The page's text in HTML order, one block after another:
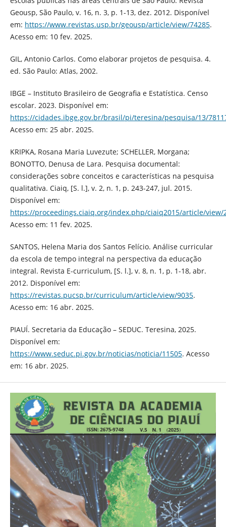
Geousp, São Paulo, v. 16, n. 3, p. 1-13, dez. 2012. Disponível
em: https://www.revistas.usp.br/geousp/article/view/74285.
Acesso em: 10 fev. 2025.
GIL, Antonio Carlos. Como elaborar projetos de pesquisa. 4.
ed. São Paulo: Atlas, 2002.
IBGE – Instituto Brasileiro de Geografia e Estatística. Censo
escolar. 2023. Disponível em:
https://cidades.ibge.gov.br/brasil/pi/teresina/pesquisa/13/
Acesso em: 25 abr. 2025.
KRIPKA, Rosana Maria Luvezute; SCHELLER, Morgana;
BONOTTO, Denusa de Lara. Pesquisa documental:
considerações sobre conceitos e características na pesquisa
qualitativa. Ciaiq, [S. l.], v. 2, n. 1, p. 243-247, jul. 2015.
Disponível em:
https://proceedings.ciaiq.org/index.php/ciaiq2015/article/view/
Acesso em: 11 fev. 2025.
SANTOS, Helena Maria dos Santos Felício. Análise curricular
da escola de tempo integral na perspectiva da educação
integral. Revista E-curriculum, [S. l.], v. 8, n. 1, p. 1-18, abr.
2012. Disponível em:
https://revistas.pucsp.br/curriculum/article/view/9035.
Acesso em: 16 abr. 2025.
PIAUÍ. Secretaria da Educação – SEDUC. Teresina, 2025.
Disponível em:
https://www.seduc.pi.gov.br/noticias/noticia/11505. Acesso
em: 16 abr. 2025.